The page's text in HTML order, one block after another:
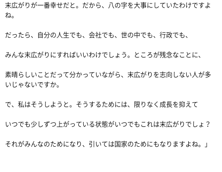
末広がりが一番幸せだと。だから、八の字を大事にしていたわけですよ
ね。
だったら、自分の人生でも、会社でも、世の中でも、行政でも、
みんな末広がりにすればいいわけでしょう。ところが残念なことに、
素晴らしいことだって分かっていながら、末広がりを志向しない人が多
いじゃないですか。
で、私はそうしようと。そうするためには、限りなく成長を抑えて
いつでも少しずつ上がっている状態がいつでもこれは末広がりでしょ？
それがみんなのためになり、引いては国家のためにもなりますよね。」